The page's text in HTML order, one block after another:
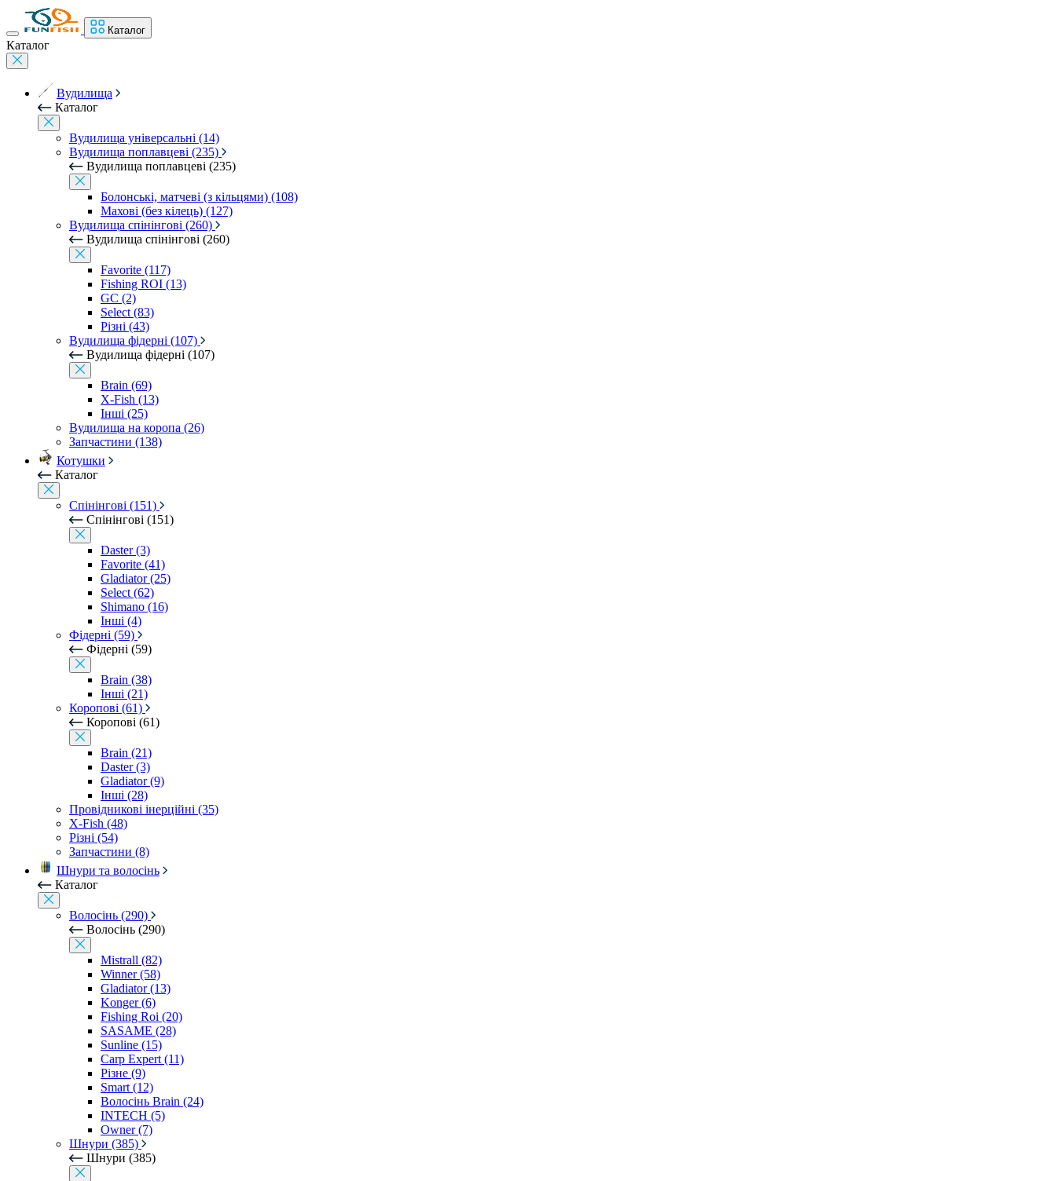
Каталог
Каталог
Вудилища
Каталог
Вудилища універсальні (14)
Вудилища поплавцеві (235)
Вудилища поплавцеві (235)
Болонські, матчеві (з кільцями) (108)
Махові (без кілець) (127)
Вудилища спінінгові (260)
Вудилища спінінгові (260)
Favorite (117)
Fishing ROI (13)
GC (2)
Select (83)
Різні (43)
Вудилища фідерні (107)
Вудилища фідерні (107)
Brain (69)
X-Fish (13)
Інші (25)
Вудилища на коропа (26)
Запчастини (138)
Котушки
Каталог
Спінінгові (151)
Спінінгові (151)
Daster (3)
Favorite (41)
Gladiator (25)
Select (62)
Shimano (16)
Інші (4)
Фідерні (59)
Фідерні (59)
Brain (38)
Інші (21)
Коропові (61)
Коропові (61)
Brain (21)
Daster (3)
Gladiator (9)
Інші (28)
Провідникові інерційні (35)
X-Fish (48)
Різні (54)
Запчастини (8)
Шнури та волосінь
Каталог
Волосінь (290)
Волосінь (290)
Mistrall (82)
Winner (58)
Gladiator (13)
Konger (6)
Fishing Roi (20)
SASAME (28)
Sunline (15)
Carp Expert (11)
Різне (9)
Smart (12)
Волосінь Brain (24)
INTECH (5)
Owner (7)
Шнури (385)
Шнури (385)